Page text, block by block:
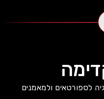
לספורטאים ולמאמנים